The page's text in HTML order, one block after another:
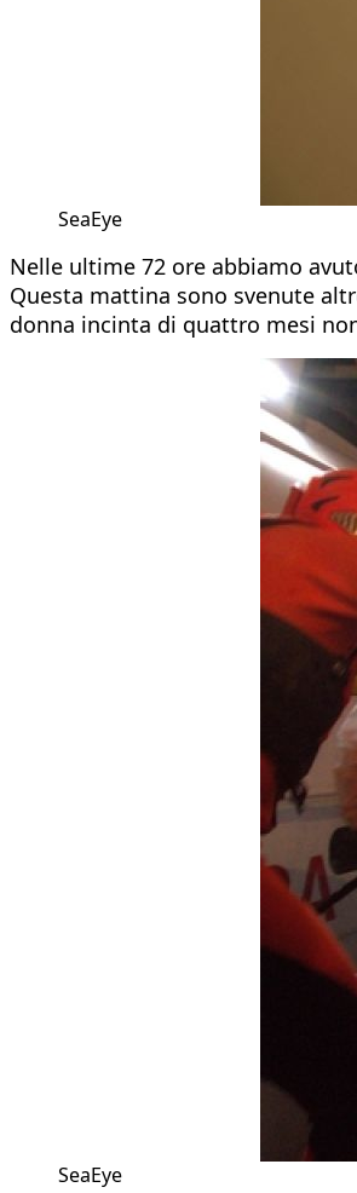
SeaEye
Nelle ultime 72 ore abbiamo
Questa mattina sono svenute
donna incinta di quattro mesi
SeaEye